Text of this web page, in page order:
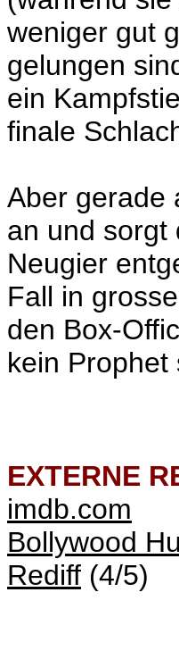
weniger gut
gelungen
ein
finale
Aber gerade
an und sorgt
Neugier
Fall in
den Box-
kein Prophet
EXTERNE
imdb.com
Bollywood
Rediff (4/5)